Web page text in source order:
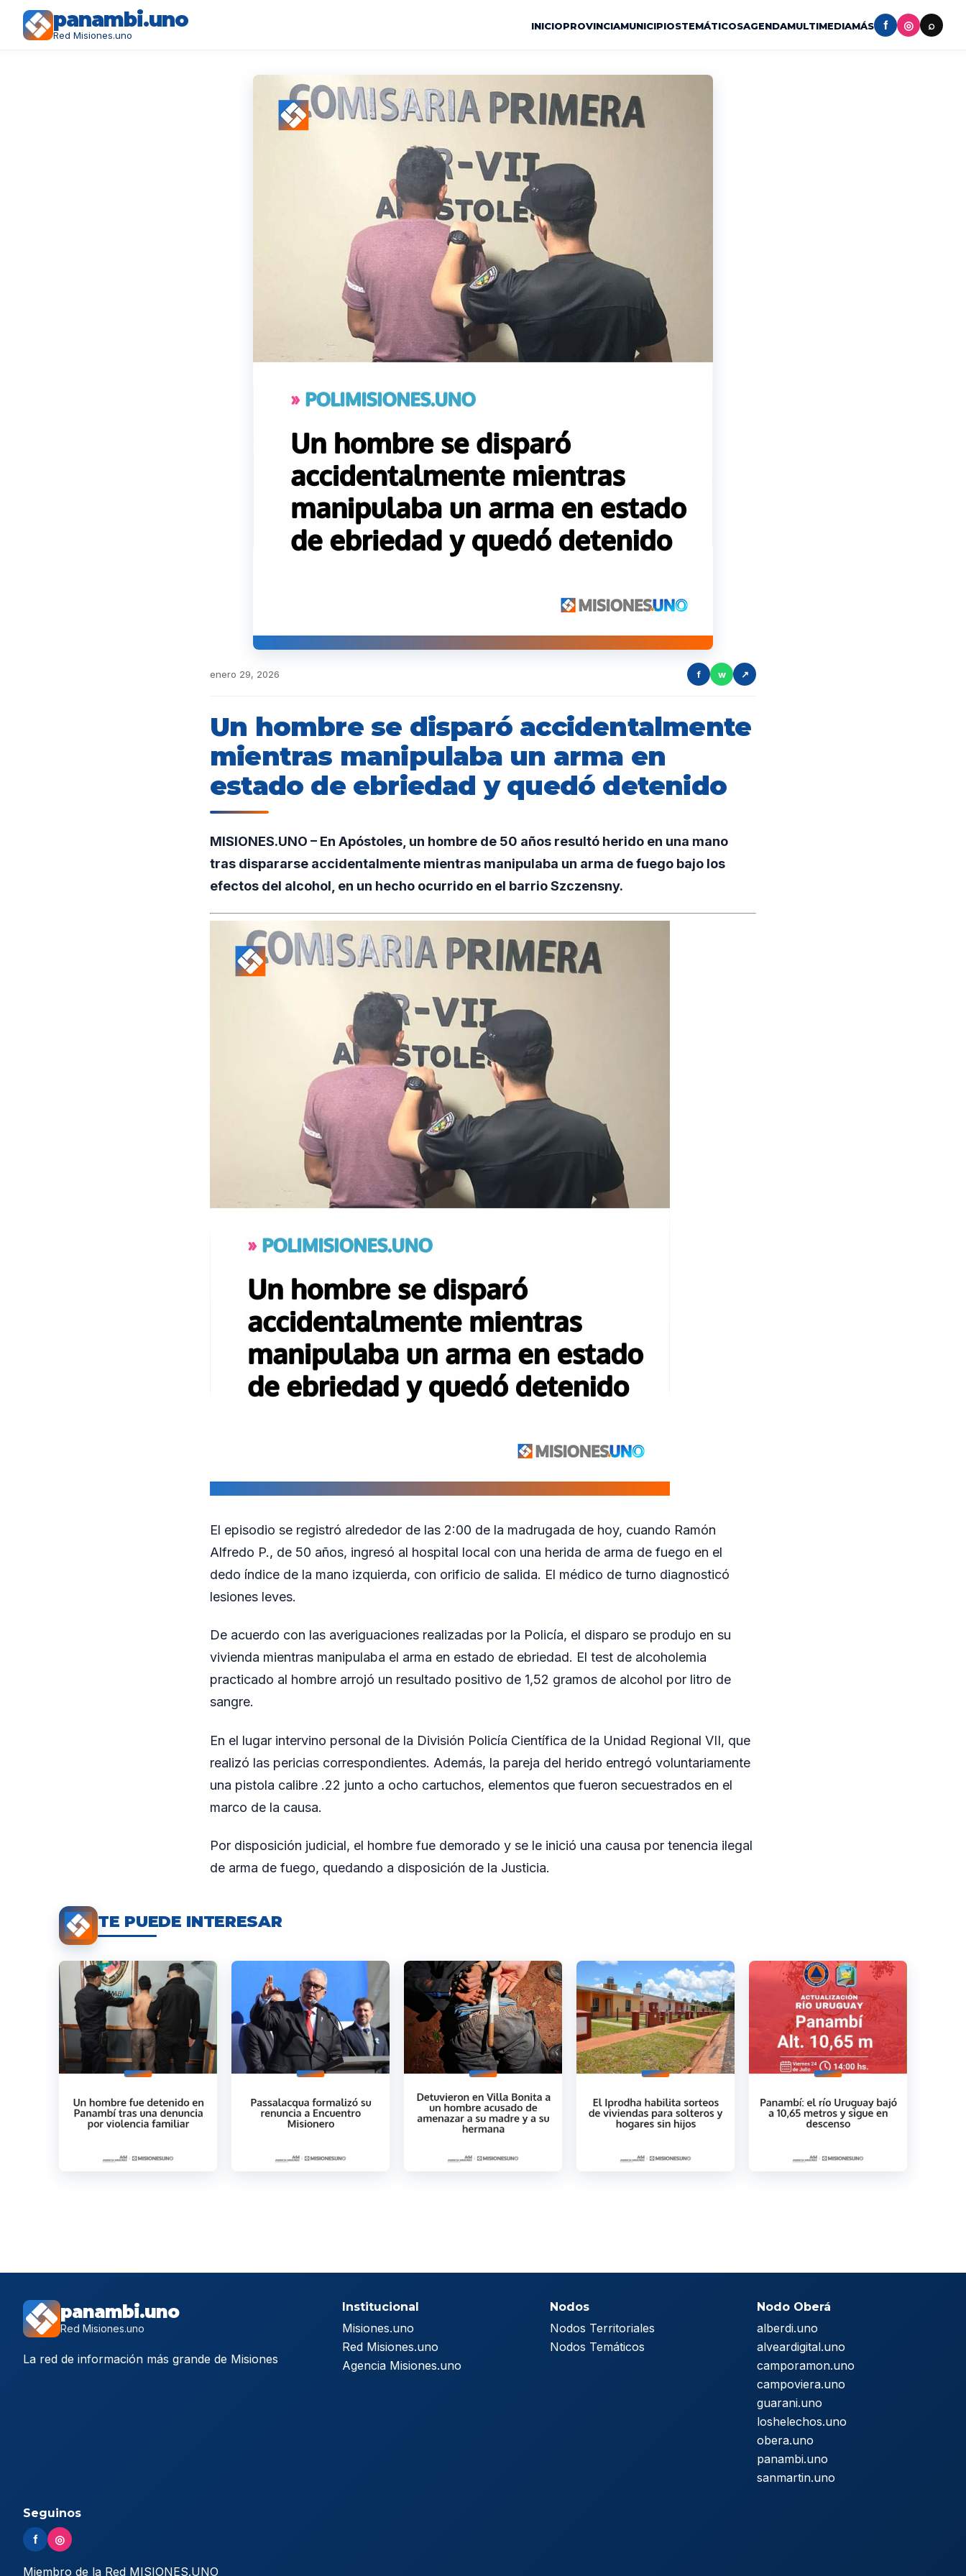
panambi.uno
Red Misiones.uno
INICIOPROVINCIAMUNICIPIOSTEMÁTICOSAGENDAMULTIMEDIAMÁS f ◎ ⌕
enero 29, 2026 f w ↗
Un hombre se disparó accidentalmente
mientras manipulaba un arma en
estado de ebriedad y quedó detenido
MISIONES.UNO – En Apóstoles, un hombre de 50 años resultó herido en una mano
tras dispararse accidentalmente mientras manipulaba un arma de fuego bajo los
efectos del alcohol, en un hecho ocurrido en el barrio Szczensny.
El episodio se registró alrededor de las 2:00 de la madrugada de hoy, cuando Ramón
Alfredo P., de 50 años, ingresó al hospital local con una herida de arma de fuego en el
dedo índice de la mano izquierda, con orificio de salida. El médico de turno diagnosticó
lesiones leves.
De acuerdo con las averiguaciones realizadas por la Policía, el disparo se produjo en su
vivienda mientras manipulaba el arma en estado de ebriedad. El test de alcoholemia
practicado al hombre arrojó un resultado positivo de 1,52 gramos de alcohol por litro de
sangre.
En el lugar intervino personal de la División Policía Científica de la Unidad Regional VII, que
realizó las pericias correspondientes. Además, la pareja del herido entregó voluntariamente
una pistola calibre .22 junto a ocho cartuchos, elementos que fueron secuestrados en el
marco de la causa.
Por disposición judicial, el hombre fue demorado y se le inició una causa por tenencia ilegal
de arma de fuego, quedando a disposición de la Justicia.
TE PUEDE INTERESAR
panambi.uno
Red Misiones.uno
La red de información más grande de Misiones
Institucional
Misiones.uno
Red Misiones.uno
Agencia Misiones.uno
Nodos
Nodos Territoriales
Nodos Temáticos
Nodo Oberá
alberdi.uno
alveardigital.uno
camporamon.uno
campoviera.uno
guarani.uno
loshelechos.uno
obera.uno
panambi.uno
sanmartin.uno
Seguinos
f ◎
Miembro de la Red MISIONES.UNO